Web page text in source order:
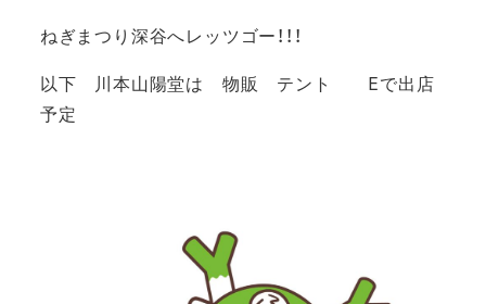
ねぎまつり深谷へレッツゴー！！！
以下 川本山陽堂は 物販 テント Eで出店
予定